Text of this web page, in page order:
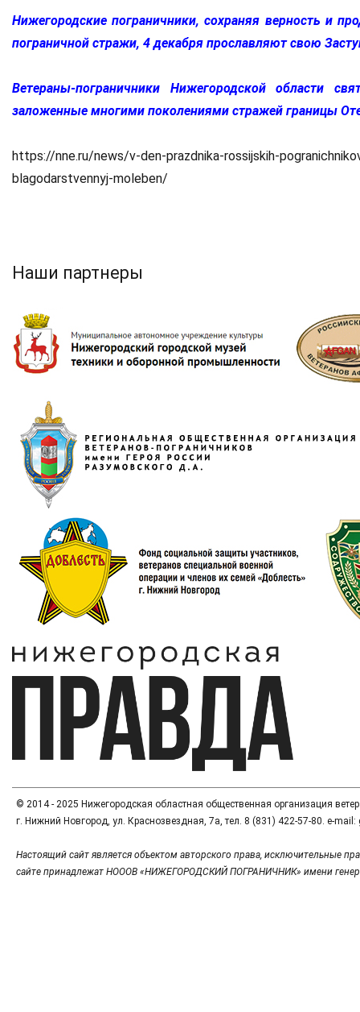
Нижегородские пограничники, сохраняя верность и
пограничной стражи, 4 декабря прославляют свою
Ветераны-пограничники Нижегородской области
заложенные многими поколениями стражей границы
https://nne.ru/news/v-den-prazdnika-rossijskih-
blagodarstvennyj-moleben/
Наши партнеры
© 2014 - 2025 Нижегородская областная общественная организация
г. Нижний Новгород, ул. Краснозвездная, 7а, тел. 8 (831) 422-57-80. e-
Настоящий сайт является объектом авторского права, исключительные
сайте принадлежат НОООВ «НИЖЕГОРОДСКИЙ ПОГРАНИЧНИК» имени